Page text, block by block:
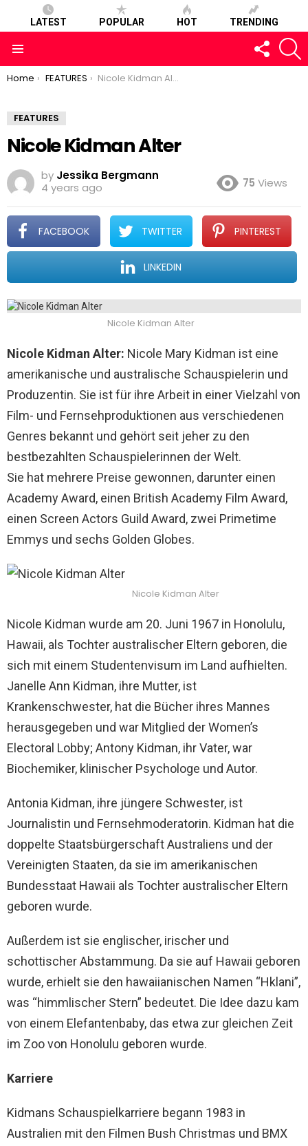
LATEST POPULAR HOT TRENDING
FOLLOW
US
You are here:
Home FEATURES Nicole Kidman Alter
FEATURES
Nicole Kidman Alter
by Jessika Bergmann
4 years ago
75 Views
FACEBOOK TWITTER PINTEREST
LINKEDIN
Nicole Kidman Alter
Nicole Kidman Alter: Nicole Mary Kidman ist eine
amerikanische und australische Schauspielerin und
Produzentin. Sie ist für ihre Arbeit in einer Vielzahl von
Film- und Fernsehproduktionen aus verschiedenen
Genres bekannt und gehört seit jeher zu den
bestbezahlten Schauspielerinnen der Welt.
Sie hat mehrere Preise gewonnen, darunter einen
Academy Award, einen British Academy Film Award,
einen Screen Actors Guild Award, zwei Primetime
Emmys und sechs Golden Globes.
Nicole Kidman Alter
Nicole Kidman wurde am 20. Juni 1967 in Honolulu,
Hawaii, als Tochter australischer Eltern geboren, die
sich mit einem Studentenvisum im Land aufhielten.
Janelle Ann Kidman, ihre Mutter, ist
Krankenschwester, hat die Bücher ihres Mannes
herausgegeben und war Mitglied der Women’s
Electoral Lobby; Antony Kidman, ihr Vater, war
Biochemiker, klinischer Psychologe und Autor.
Antonia Kidman, ihre jüngere Schwester, ist
Journalistin und Fernsehmoderatorin. Kidman hat die
doppelte Staatsbürgerschaft Australiens und der
Vereinigten Staaten, da sie im amerikanischen
Bundesstaat Hawaii als Tochter australischer Eltern
geboren wurde.
Außerdem ist sie englischer, irischer und
schottischer Abstammung. Da sie auf Hawaii geboren
wurde, erhielt sie den hawaiianischen Namen “Hklani”,
was “himmlischer Stern” bedeutet. Die Idee dazu kam
von einem Elefantenbaby, das etwa zur gleichen Zeit
im Zoo von Honolulu geboren wurde.
Karriere
Kidmans Schauspielkarriere begann 1983 in
Australien mit den Filmen Bush Christmas und BMX